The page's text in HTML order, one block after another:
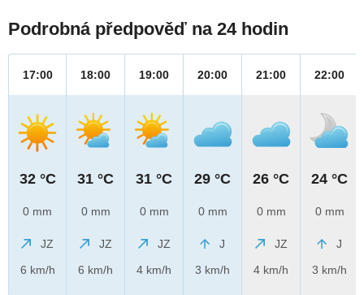
Podrobná předpověď na 24 hodin
17:00
32 °C
0 mm
JZ
6 km/h
18:00
31 °C
0 mm
JZ
6 km/h
19:00
31 °C
0 mm
JZ
4 km/h
20:00
29 °C
0 mm
J
3 km/h
21:00
26 °C
0 mm
JZ
4 km/h
22:00
24 °C
0 mm
J
3 km/h